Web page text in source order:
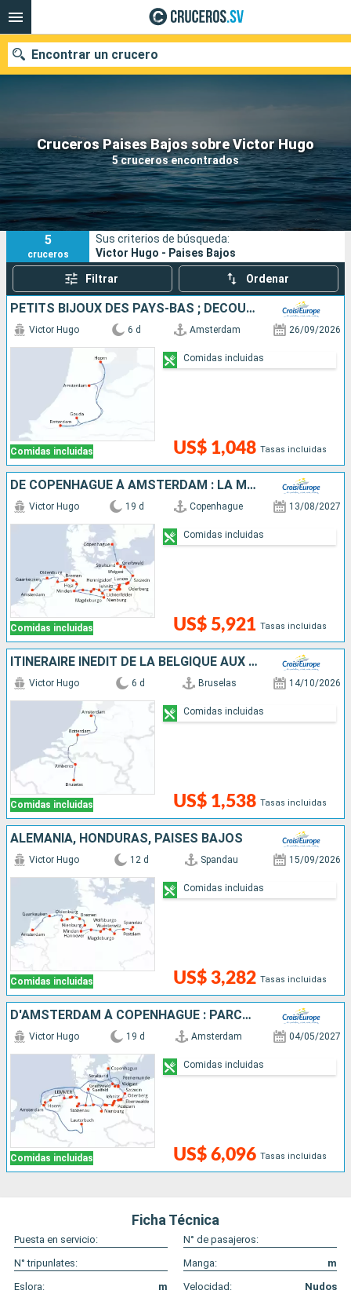
Cruceros Paises Bajos sobre Victor Hugo
5 cruceros encontrados
Encontrar un crucero
Nuestros destinos
Fecha de salida
Puertos Compañías
Buscar
5
cruceros
Sus criterios de búsqueda:
Victor Hugo - Paises Bajos
Filtrar Ordenar
PETITS BIJOUX DES PAYS-BAS ; DÉCOUVREZ DES TRÉSORS CACHÉS AU CHARME UNIQUE
Comidas incluidas
Victor Hugo 6 d Amsterdam 26/09/2026
US$ 1,048 Tasas incluidas
Comidas incluidas
DE COPENHAGUE À AMSTERDAM : LA MER BALTIQUE, L'ODER, LA HAVEL ET L'ELBE
Comidas incluidas
Victor Hugo 19 d Copenhague 13/08/2027
US$ 5,921 Tasas incluidas
Comidas incluidas
ITINÉRAIRE INÉDIT DE LA BELGIQUE AUX PAYS-BAS
Comidas incluidas
Victor Hugo 6 d Bruselas 14/10/2026
US$ 1,538 Tasas incluidas
Comidas incluidas
ALEMANIA, HONDURAS, PAISES BAJOS
Comidas incluidas
Victor Hugo 12 d Spandau 15/09/2026
US$ 3,282 Tasas incluidas
Comidas incluidas
D'AMSTERDAM À COPENHAGUE : PARCOUREZ LES CANAUX DU NORD EN CROISIÈRE, L'ELBE, LA HAVEL, L'ODER ET LA MER BALTIQUE
Comidas incluidas
Victor Hugo 19 d Amsterdam 04/05/2027
US$ 6,096 Tasas incluidas
Comidas incluidas
Ficha Técnica
Puesta en servicio:
N° de pasajeros:
N° tripunlates:
Manga:
m
Eslora:
m Velocidad: Nudos